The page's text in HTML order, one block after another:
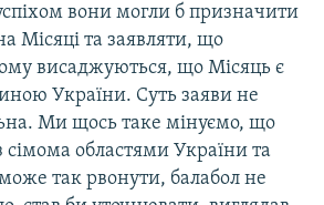
вони могли б призначити
Місяці та заявляти, що
висаджуються, що Місяць є
України. Суть заяви не
Ми щось таке мінуємо, що
сімома областями України та
так рвонути, балабол не